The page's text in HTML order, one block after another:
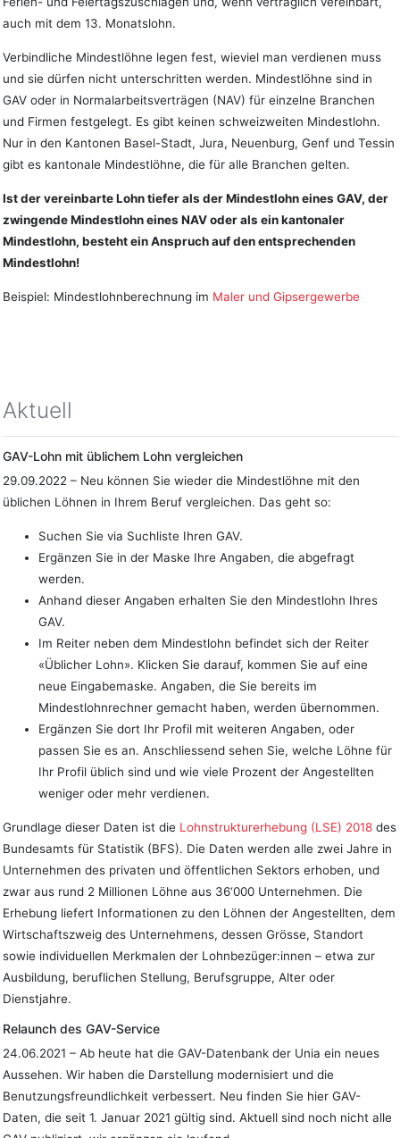
auch mit dem 13. Monatslohn.
Verbindliche Mindestlöhne legen fest, wieviel man verdienen muss
und sie dürfen nicht unterschritten werden. Mindestlöhne sind in
GAV oder in Normalarbeitsverträgen (NAV) für einzelne Branchen
und Firmen festgelegt. Es gibt keinen schweizweiten Mindestlohn.
Nur in den Kantonen Basel-Stadt, Jura, Neuenburg, Genf und Tessin
gibt es kantonale Mindestlöhne, die für alle Branchen gelten.
Ist der vereinbarte Lohn tiefer als der Mindestlohn eines GAV, der
zwingende Mindestlohn eines NAV oder als ein kantonaler
Mindestlohn, besteht ein Anspruch auf den entsprechenden
Mindestlohn!
Beispiel: Mindestlohnberechnung im Maler und Gipsergewerbe
Aktuell
GAV-Lohn mit üblichem Lohn vergleichen
29.09.2022 – Neu können Sie wieder die Mindestlöhne mit den
üblichen Löhnen in Ihrem Beruf vergleichen. Das geht so:
Suchen Sie via Suchliste Ihren GAV.
Ergänzen Sie in der Maske Ihre Angaben, die abgefragt
werden.
Anhand dieser Angaben erhalten Sie den Mindestlohn Ihres
GAV.
Im Reiter neben dem Mindestlohn befindet sich der Reiter
«Üblicher Lohn». Klicken Sie darauf, kommen Sie auf eine
neue Eingabemaske. Angaben, die Sie bereits im
Mindestlohnrechner gemacht haben, werden übernommen.
Ergänzen Sie dort Ihr Profil mit weiteren Angaben, oder
passen Sie es an. Anschliessend sehen Sie, welche Löhne für
Ihr Profil üblich sind und wie viele Prozent der Angestellten
weniger oder mehr verdienen.
Grundlage dieser Daten ist die Lohnstrukturerhebung (LSE) 2018des
Bundesamts für Statistik (BFS). Die Daten werden alle zwei Jahre in
Unternehmen des privaten und öffentlichen Sektors erhoben, und
zwar aus rund 2 Millionen Löhne aus 36‘000 Unternehmen. Die
Erhebung liefert Informationen zu den Löhnen der Angestellten, dem
Wirtschaftszweig des Unternehmens, dessen Grösse, Standort
sowie individuellen Merkmalen der Lohnbezüger:innen – etwa zur
Ausbildung, beruflichen Stellung, Berufsgruppe, Alter oder
Dienstjahre.
Relaunch des GAV-Service
24.06.2021 – Ab heute hat die GAV-Datenbank der Unia ein neues
Aussehen. Wir haben die Darstellung modernisiert und die
Benutzungsfreundlichkeit verbessert. Neu finden Sie hier GAV-
Daten, die seit 1. Januar 2021 gültig sind. Aktuell sind noch nicht alle